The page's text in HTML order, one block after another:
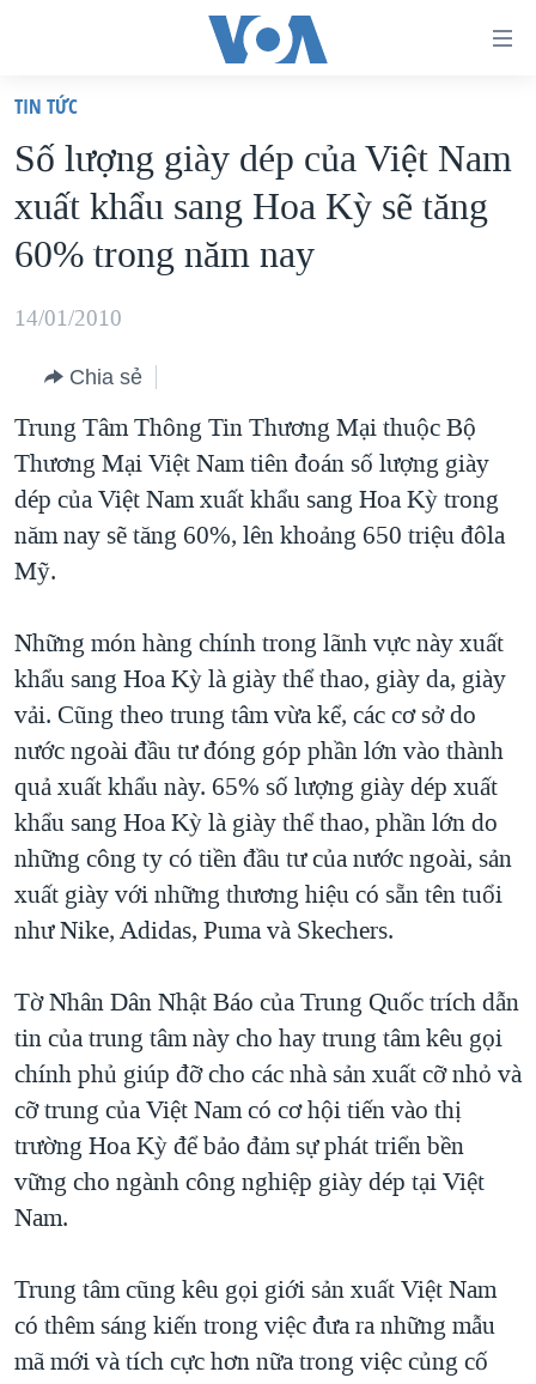
truy
cập
Tới
nội
chính
hướng
chính
Đi
tới
"Tìm"
VIỆT NAM
HOA KỲ
BIỂN ĐÔNG
THẾ GIỚI
DIỄN ĐÀN
MỤC
TỰ DO BÁO CHÍ
VẠCH TRẦN TIN GIẢ
KINH TẾ
KHOA HỌC
SỨC KHOẺ
VĂN HOÁ
THỂ THAO
GIÁO DỤC
CHUYÊN ĐỀ
CHIẾN TRANH THƯƠNG MẠI CỦA MỸ: QUÁ KHỨ VÀ HIỆN
TẠI
HÀNH TRÌNH BẦU CỬ 2024
GIẢI MÃ VÀNH ĐAI & CON ĐƯỜNG
NGÀY TỊ NẠN THẾ GIỚI
TRỊNH VĨNH BÌNH - NGƯỜI HẠ 'BÊN THẮNG CUỘC'
GROUND ZERO – XƯA VÀ NAY
CHI PHÍ CHIẾN TRANH AFGHANISTAN
CÁC GIÁ TRỊ CỘNG HÒA Ở VIỆT NAM
THƯỢNG ĐỈNH TRUMP-KIM TẠI VIỆT NAM
NGƯ DÂN VIỆT VÀ LÀN SÓNG TRỘM HẢI SÂM
BÊN KIA QUỐC LỘ: TIẾNG VỌNG TỪ NÔNG THÔN MỸ
QUAN HỆ VIỆT MỸ
HỌC TIẾNG ANH
VIDEO
MẠNG XÃ HỘI
Ngôn ngữ khác
TIN TỨC
Số lượng giày dép của Việt Nam
xuất khẩu sang Hoa Kỳ sẽ tăng
60% trong năm nay
14/01/2010
Chia sẻ
Trung Tâm Thông Tin Thương Mại thuộc Bộ
Thương Mại Việt Nam tiên đoán số lượng giày
dép của Việt Nam xuất khẩu sang Hoa Kỳ trong
năm nay sẽ tăng 60%, lên khoảng 650 triệu đôla
Mỹ.
Những món hàng chính trong lãnh vực này xuất
khẩu sang Hoa Kỳ là giày thể thao, giày da, giày
vải. Cũng theo trung tâm vừa kể, các cơ sở do
nước ngoài đầu tư đóng góp phần lớn vào thành
quả xuất khẩu này. 65% số lượng giày dép xuất
khẩu sang Hoa Kỳ là giày thể thao, phần lớn do
những công ty có tiền đầu tư của nước ngoài, sản
xuất giày với những thương hiệu có sẵn tên tuổi
như Nike, Adidas, Puma và Skechers.
Tờ Nhân Dân Nhật Báo của Trung Quốc trích dẫn
tin của trung tâm này cho hay trung tâm kêu gọi
chính phủ giúp đỡ cho các nhà sản xuất cỡ nhỏ và
cỡ trung của Việt Nam có cơ hội tiến vào thị
trường Hoa Kỳ để bảo đảm sự phát triển bền
vững cho ngành công nghiệp giày dép tại Việt
Nam.
Trung tâm cũng kêu gọi giới sản xuất Việt Nam
có thêm sáng kiến trong việc đưa ra những mẫu
mã mới và tích cực hơn nữa trong việc củng cố